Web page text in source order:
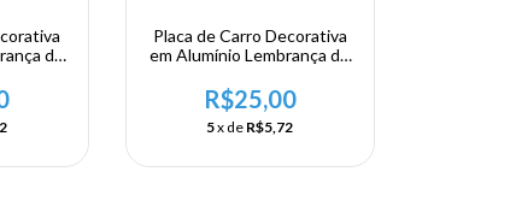
de
Placa de Carro Decorativa
em Alumínio Lembrança de
Uzbekistan
R$25,00
5x de R$5,72